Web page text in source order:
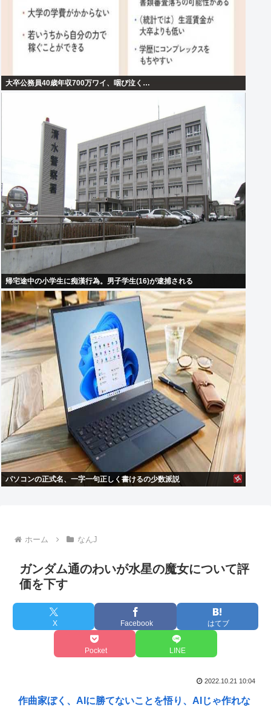
大卒公務員40歳年収700万ワイ、咽び泣く…
帰宅途中の小学生に痴漢行為。男子学生(16)が逮捕される
パソコンの正式名、一字一句正しく書けるの少数派説
ホーム なんJ
ガンダム通のわいが水星の魔女について評
価を下す
X Facebook はてブ
Pocket LINE
2022.10.21 10:04
作曲家ぼく、AIに勝てないことを悟り、AIじゃ作れな